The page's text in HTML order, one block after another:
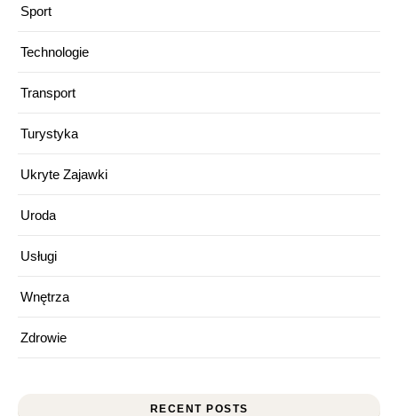
Sport
Technologie
Transport
Turystyka
Ukryte Zajawki
Uroda
Usługi
Wnętrza
Zdrowie
RECENT POSTS